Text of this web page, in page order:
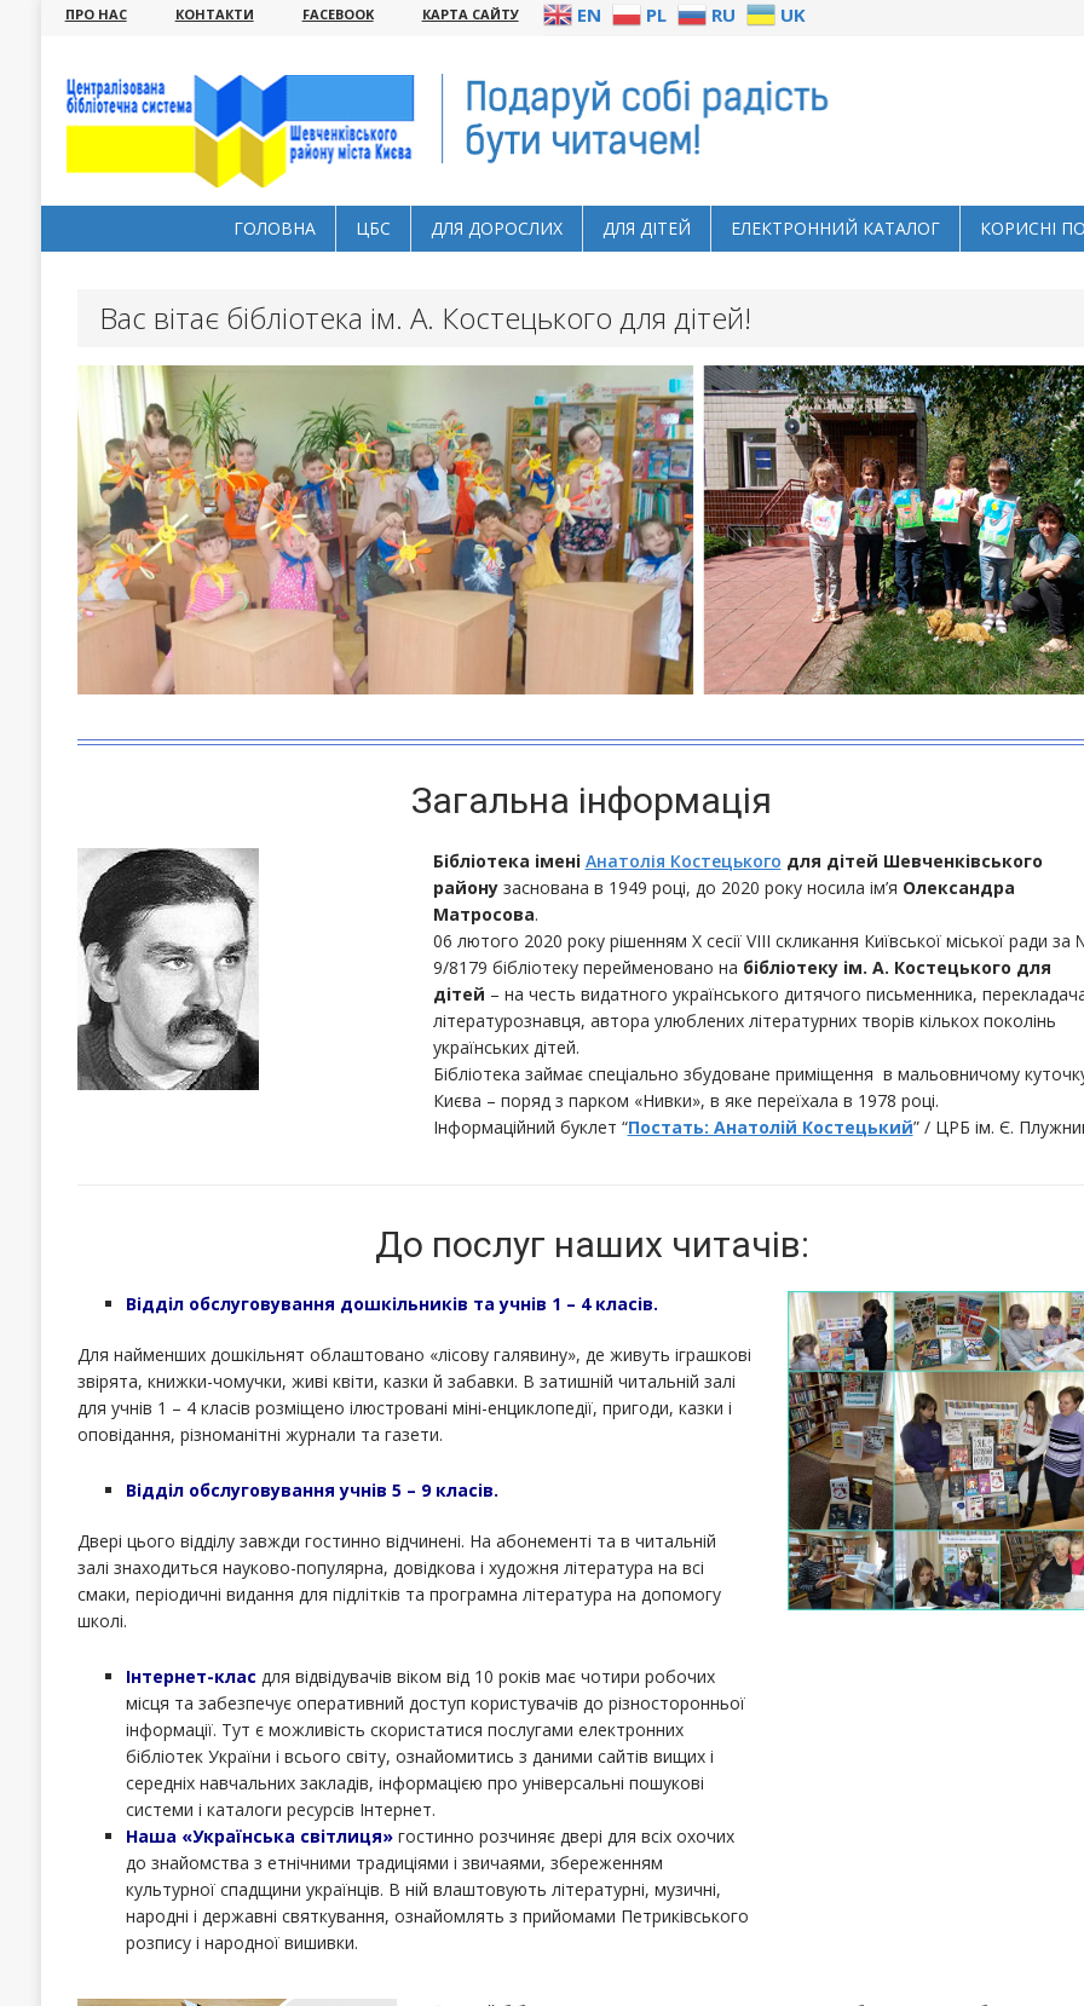
ПРО НАС КОНТАКТИ FACEBOOK КАРТА САЙТУ EN PL RU UK
ГОЛОВНА ЦБС ДЛЯ ДОРОСЛИХ ДЛЯ ДІТЕЙ ЕЛЕКТРОННИЙ КАТАЛОГ КОРИСНІ
Вас вітає бібліотека ім. А. Костецького для дітей!
Загальна інформація
Бібліотека імені Анатолія Костецького для дітей Шевченківського
районузаснована в 1949 році, до 2020 року носила ім’я Олександра
Матросова.
06 лютого 2020 року рішенням Х сесії VІІІ скликання Київської міської ради за
9/8179 бібліотеку перейменовано на бібліотеку ім. А. Костецького для
дітей – на честь видатного українського дитячого письменника,
літературознавця, автора улюблених літературних творів кількох поколінь
українських дітей.
Бібліотека займає спеціально збудоване приміщення в мальовничому
Києва – поряд з парком «Нивки», в яке переїхала в 1978 році.
Інформаційний буклет “Постать: Анатолій Костецький” / ЦРБ ім. Є.
До послуг наших читачів:
Відділ обслуговування дошкільників та учнів 1 – 4 класів.
Для найменших дошкільнят облаштовано «лісову галявину», де живуть іграшкові
звірята, книжки-чомучки, живі квіти, казки й забавки. В затишній читальній залі
для учнів 1 – 4 класів розміщено ілюстровані міні-енциклопедії, пригоди, казки і
оповідання, різноманітні журнали та газети.
Відділ обслуговування учнів 5 – 9 класів.
Двері цього відділу завжди гостинно відчинені. На абонементі та в читальній
залі знаходиться науково-популярна, довідкова і художня література на всі
смаки, періодичні видання для підлітків та програмна література на допомогу
школі.
Інтернет-клас для відвідувачів віком від 10 років має чотири робочих
місця та забезпечує оперативний доступ користувачів до різносторонньої
інформації. Тут є можливість скористатися послугами електронних
бібліотек України і всього світу, ознайомитись з даними сайтів вищих і
середніх навчальних закладів, інформацією про універсальні пошукові
системи і каталоги ресурсів Інтернет.
Наша «Українська світлиця»гостинно розчиняє двері для всіх охочих
до знайомства з етнічними традиціями і звичаями, збереженням
культурної спадщини українців. В ній влаштовують літературні, музичні,
народні і державні святкування, ознайомлять з прийомами Петриківського
розпису і народної вишивки.